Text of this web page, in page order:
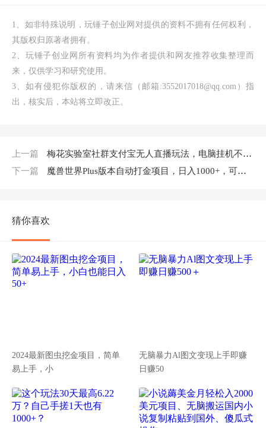
1、如非特殊说明，玩锤子创业网对提供的资料不拥有任何权利，
其版权归原著者拥有。
2、玩锤子创业网所有资料均为作者提供和网友推荐收集整理而
来，仅供学习和研究使用。
3、如有侵犯你版权的，请来信（邮箱:3552017018@qq.com）指
出，核实后，本站将立即改正。
上一篇
梅花实验室社群支付宝无人直播玩法，电脑挂机不用过年，每天都能赚压岁钱【揭秘】
下一篇
魔兽世界Plus版本自动打金项目，日入1000+，可批量操作
猜你喜欢
2024最新图虫挖金项目，简单
易上手，小
无脑暴力Al图文变现上手即赚
日赚50